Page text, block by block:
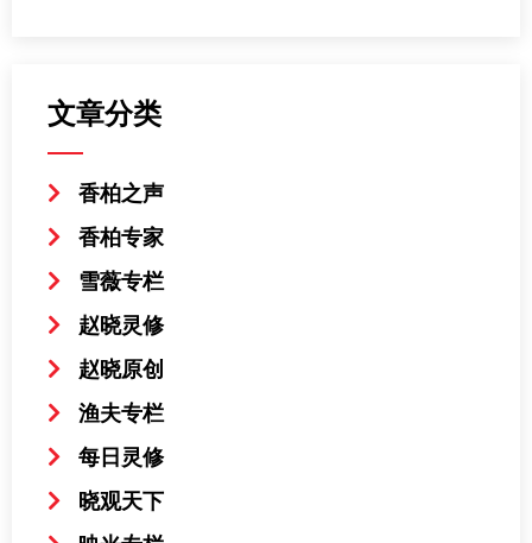
文章分类
香柏之声
香柏专家
雪薇专栏
赵晓灵修
赵晓原创
渔夫专栏
每日灵修
晓观天下